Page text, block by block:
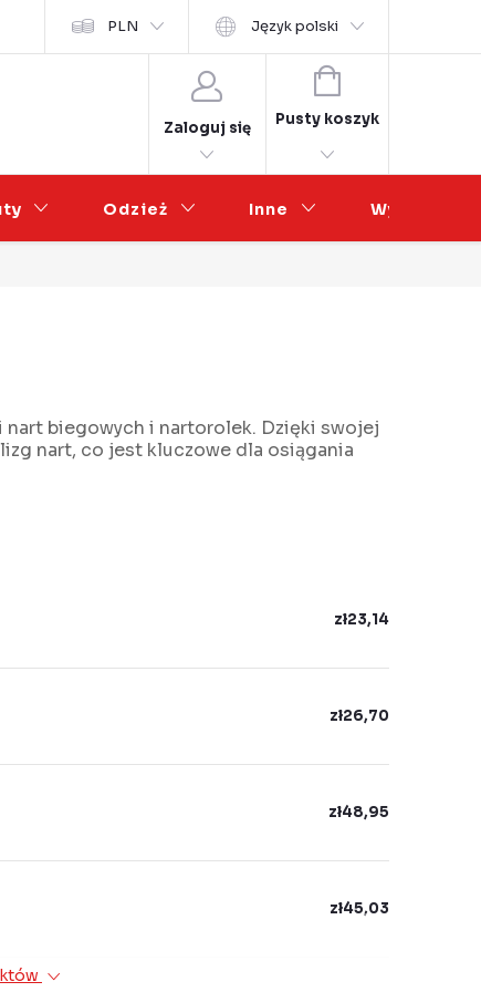
údajů Współpraca hurtowa
PLN Język polski
Zaloguj się
KOSZYK
Pusty koszyk
Odzież Inne Wyprzedaż
nart biegowych i nartorolek. Dzięki swojej
nart, co jest kluczowe dla osiągania
zł23,14
zł26,70
zł48,95
zł45,03